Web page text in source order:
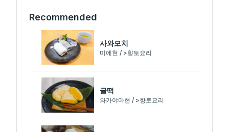
Recommended
사와모치
미에현 / >향토요리
귤떡
와카야마현 / >향토요리